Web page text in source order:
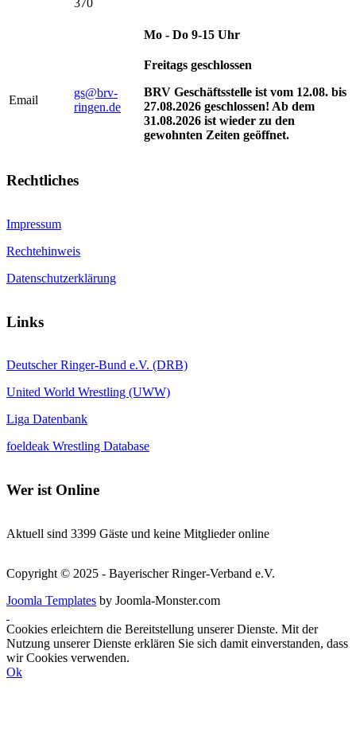
Mo - Do 9-15 Uhr
Email
gs@brv-
ringen.de
Freitags geschlossen
BRV Geschäftsstelle ist vom 12.08. bis
27.08.2026 geschlossen! Ab dem
31.08.2026 ist wieder zu den
gewohnten Zeiten geöffnet.
Rechtliches
Impressum
Rechtehinweis
Datenschutzerklärung
Links
Deutscher Ringer-Bund e.V. (DRB)
United World Wrestling (UWW)
Liga Datenbank
foeldeak Wrestling Database
Wer ist Online
Aktuell sind 3399 Gäste und keine Mitglieder online
Copyright © 2025 - Bayerischer Ringer-Verband e.V.
Joomla Templates by Joomla-Monster.com
Cookies erleichtern die Bereitstellung unserer Dienste. Mit der
Nutzung unserer Dienste erklären Sie sich damit einverstanden, dass
wir Cookies verwenden.
Ok